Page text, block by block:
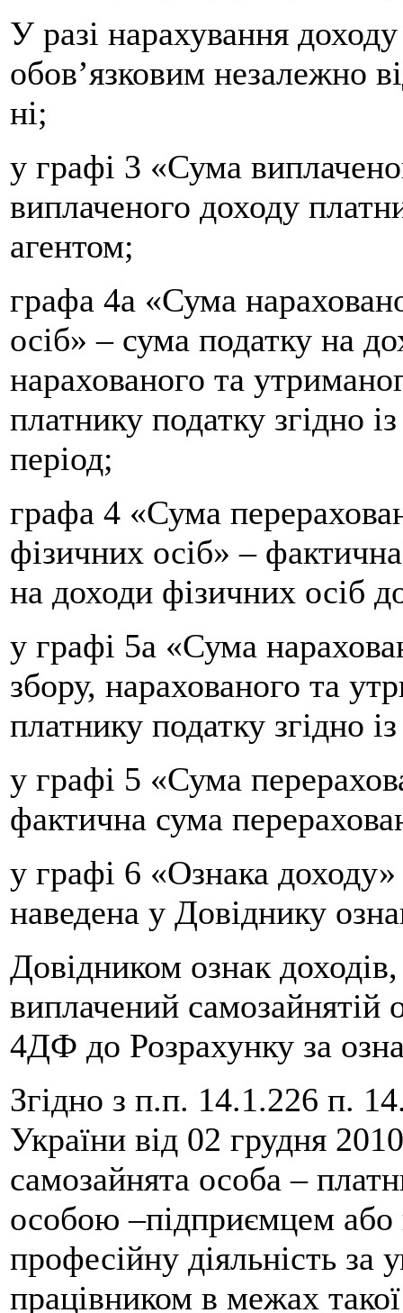
У разі нарахування
обов’язковим незалежно
ні;
у графі 3 «Сума
виплаченого доходу
агентом;
графа 4а «Сума
осіб» – сума податку на
нарахованого та
платнику податку згідно
період;
графа 4 «Сума
фізичних осіб» –
на доходи фізичних осіб
у графі 5а «Сума
збору, нарахованого та
платнику податку згідно
у графі 5 «Сума
фактична сума
у графі 6 «Ознака доходу»
наведена у Довіднику
Довідником ознак
виплачений самозайнятій
4ДФ до Розрахунку за
Згідно з п.п. 14.1.226 п.
України від 02 грудня
самозайнята особа –
особою –підприємцем або
професійну діяльність
працівником в межах